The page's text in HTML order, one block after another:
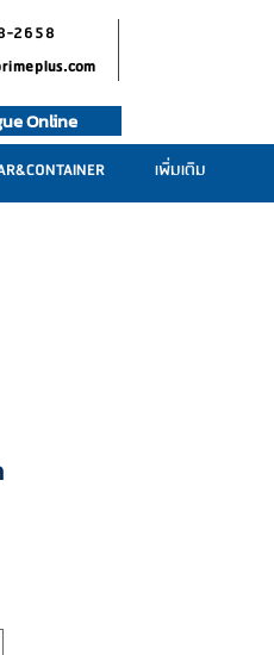
2658
Online
เพิ่มเติม